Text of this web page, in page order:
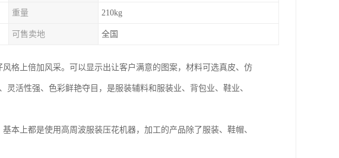
重量 210kg
可售卖地 全国
格上倍加风采。可以显示出让客户满意的图案，材料可选真皮、仿
活性强、色彩鲜艳夺目，是服装辅料和服装业、背包业、鞋业、
本上都是使用高周波服装压花机器，加工的产品除了服装、鞋帽、